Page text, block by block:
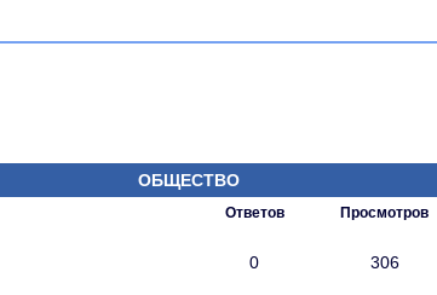
ОБЩЕСТВО
Ответов Просмотров
0 306